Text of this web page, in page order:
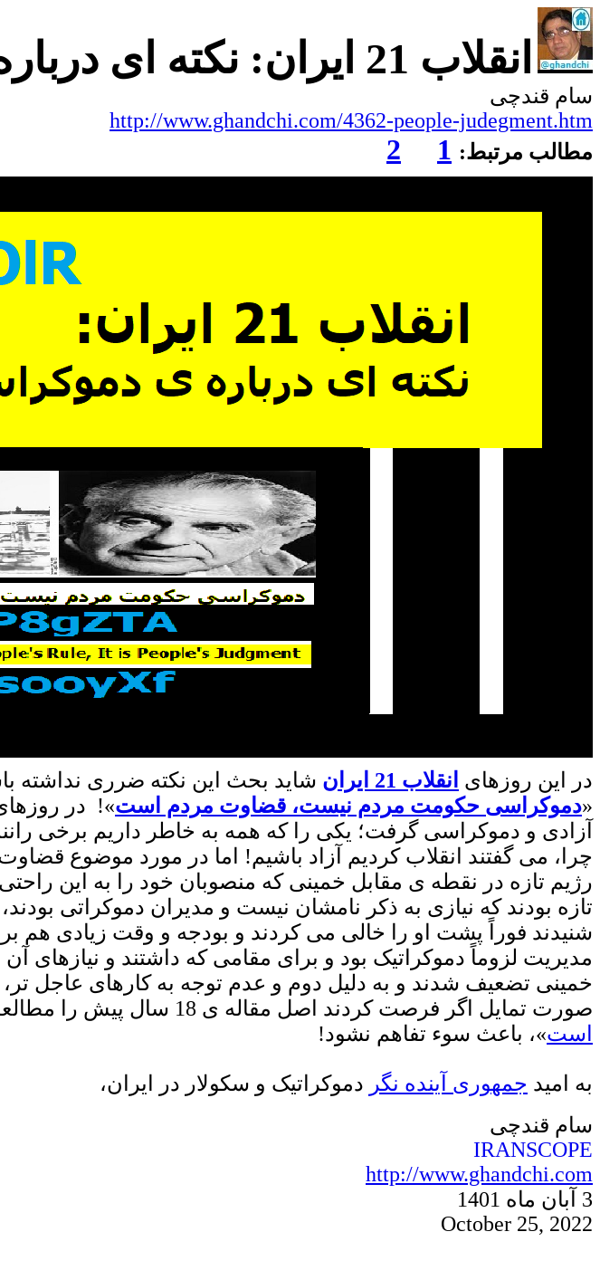
انقلاب 21 ایران: نکته ای درباره ی دموکراسی و قضاوت مردم
سام قندچی
http://www.ghandchi.com/4362-people-judegment.htm
مطالب مرتبط: 1
2
در این روزهای انقلاب 21 ایران شاید بحث این نکته ضرری نداشته
«دموکراسی حکومت مردم نیست، قضاوت مردم است
آزادی و دموکراسی گرفت؛ یکی را که همه به خاطر داریم برخی
چرا، می گفتند انقلاب کردیم آزاد باشیم! اما در مورد موضوع
رژیم تازه در نقطه ی مقابل خمینی که منصوبان خود را به این
تازه بودند که نیازی به ذکر نامشان نیست و مدیران دموکراتی
شنیدند فوراً پشت او را خالی می کردند و بودجه و وقت زیادی هم
مدیریت لزوماً دموکراتیک بود و برای مقامی که داشتند و نیازهای
خمینی تضعیف شدند و به دلیل دوم و عدم توجه به کارهای عاجل تر،
صورت تمایل اگر فرصت کردند اصل مقاله ی 18 سال پیش را مطالعه کنند که بحث «
است»، باعث سوء تفاهم نشود!
به امید جمهوری آینده نگر دموکراتیک و سکولار در ایران،
سام قندچی
IRANSCOPE
http://www.ghandchi.com
3 آبان ماه 1
October 25, 2022